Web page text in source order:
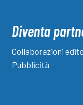
Diventa
Collaborazioni
Pubblicità